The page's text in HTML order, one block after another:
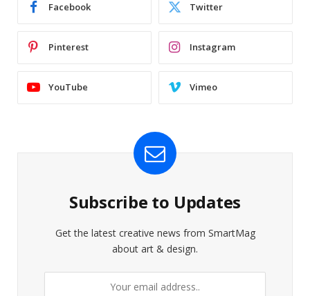
Facebook Twitter
Pinterest Instagram
YouTube Vimeo
Subscribe to Updates
Get the latest creative news from SmartMag
about art & design.